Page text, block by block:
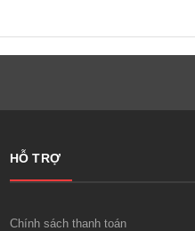
HỖ TRỢ
Chính sách thanh toán